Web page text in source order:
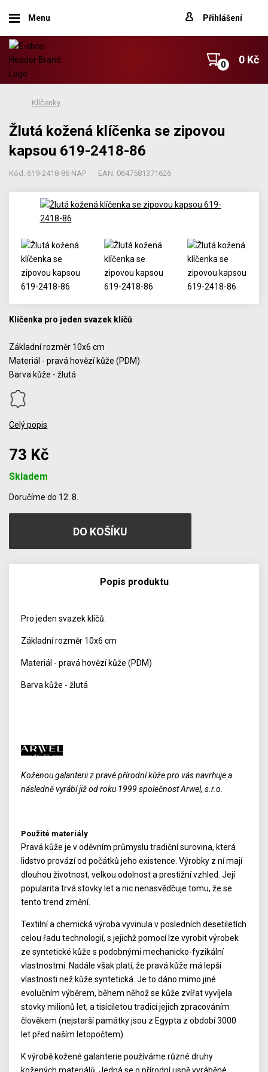
Menu Přihlášení
0 Kč
Klíčenky
Žlutá kožená klíčenka se zipovou
kapsou 619-2418-86
Kód: 619-2418-86 NAP EAN: 0647581371626
Klíčenka pro jeden svazek klíčů
Základní rozměr 10x6 cm
Materiál - pravá hovězí kůže (PDM)
Barva kůže - žlutá
Celý popis
73 Kč
Skladem
Doručíme do 12. 8.
Popis produktu
Pro jeden svazek klíčů.
Základní rozměr 10x6 cm
Materiál - pravá hovězí kůže (PDM)
Barva kůže - žlutá
Koženou galanterii z pravé přírodní kůže pro vás navrhuje a
následně vyrábí již od roku 1999 společnost Arwel, s.r.o.
Použité materiály
Pravá kůže je v oděvním průmyslu tradiční surovina, která
lidstvo provází od počátků jeho existence. Výrobky z ní mají
dlouhou životnost, velkou odolnost a prestižní vzhled. Její
popularita trvá stovky let a nic nenasvědčuje tomu, že se
tento trend změní.
Textilní a chemická výroba vyvinula v posledních desetiletích
celou řadu technologií, s jejichž pomocí lze vyrobit výrobek
ze syntetické kůže s podobnými mechanicko-fyzikální
vlastnostmi. Nadále však platí, že pravá kůže má lepší
vlastnosti než kůže syntetická. Je to dáno mimo jiné
evolučním výběrem, během něhož se kůže zvířat vyvíjela
stovky milionů let, a tisíciletou tradicí jejich zpracováním
člověkem (nejstarší památky jsou z Egypta z období 3000
let před naším letopočtem).
K výrobě kožené galanterie používáme různé druhy